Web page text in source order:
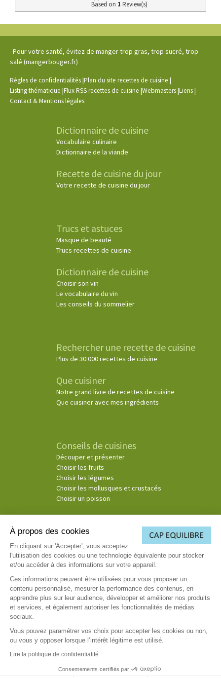
Based on 1 Review(s)
Pour votre santé, évitez de manger trop gras, trop sucré, trop
salé (mangerbouger.fr)
Règles de confidentialités|Plan du site recettes de cuisine |
Listing thématique |Flux RSS recettes de cuisine |Webmasters|Liens|
Contact & Mentions légales
Dictionnaire de cuisine
Vocabulaire culinaire
Dictionnaire de la viande
Recette de cuisine du jour
Votre recette de cuisine du jour
Trucs et astuces
Masque de beauté
Trucs recettes de cuisine
Dictionnaire de cuisine
Choisir son vin
Le vocabulaire du vin
Les conseils du sommelier
Rechercher une recette de cuisine
Plus de 30 000 recettes de cuisine
Que cuisiner
Notre grand livre de recettes de cuisine
Que cuisiner avec mes ingrédients
Conseils de cuisines
Découper et présenter
Choisir les fruits
Choisir les légumes
Choisir les mollusques et crustacés
Choisir un poisson
Ce consentement exprès s’applique à la société Cosmospace et les sociétés Telemaque, Pluton
Media et Cassiopée afin de recevoir leurs offres de voyance. Par téléphone, il est entendu toutes
émissions d’appel émanant de la société Cosmospace et des sociétés Telemaque, Pluton Media et
Cassiopée afin de recevoir, comme consenties, leurs offres de voyance dans le respect des
règlementations en vigueur. Par voie électronique, il est entendu toute communication par email,
sms et voie IP.
À propos des cookies
En cliquant sur 'Accepter', vous acceptez
l'utilisation des cookies ou une technologie équivalente pour stocker
et/ou accéder à des informations sur votre appareil.
Ces informations peuvent être utilisées pour vous proposer un
contenu personnalisé, mesurer la performance des contenus, en
apprendre plus sur leur audience, développer et améliorer nos produits
et services, et également autoriser les fonctionnalités de médias
sociaux.
Vous pouvez paramétrer vos choix pour accepter les cookies ou non,
ou vous y opposer lorsque l’intérêt légitime est utilisé.
Lire la politique de confidentialité
Consentements certifiés par